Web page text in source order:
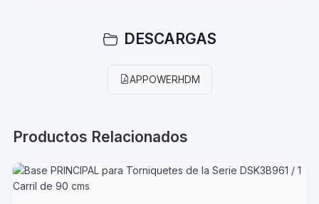
DESCARGAS
APPOWERHDM
Productos Relacionados